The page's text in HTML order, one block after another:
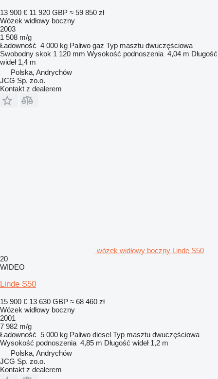
13 900 € 11 920 GBP ≈ 59 850 zł
Wózek widłowy boczny
2003
1 508 m/g
Ładowność 4 000 kg Paliwo gaz Typ masztu dwuczęściowa
Swobodny skok 1 120 mm Wysokość podnoszenia 4,04 m Długość
wideł 1,4 m
Polska, Andrychów
JCG Sp. zo.o.
Kontakt z dealerem
wózek widłowy boczny Linde S50
20
WIDEO
Linde S50
15 900 € 13 630 GBP ≈ 68 460 zł
Wózek widłowy boczny
2001
7 982 m/g
Ładowność 5 000 kg Paliwo diesel Typ masztu dwuczęściowa
Wysokość podnoszenia 4,85 m Długość wideł 1,2 m
Polska, Andrychów
JCG Sp. zo.o.
Kontakt z dealerem